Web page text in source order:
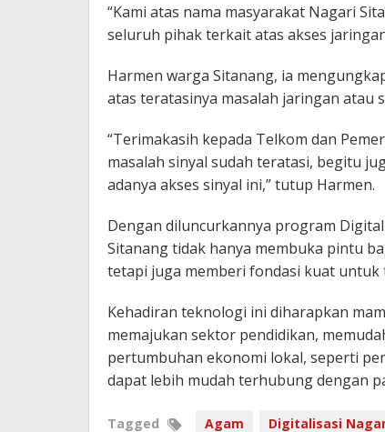
“Kami atas nama masyarakat Nagari
seluruh pihak terkait atas akses
Harmen warga Sitanang, ia
atas teratasinya masalah jaringan atau
“Terimakasih kepada Telkom dan
masalah sinyal sudah teratasi, begitu
adanya akses sinyal ini,” tutup Harmen.
Dengan diluncurkannya program
Sitanang tidak hanya membuka pintu
tetapi juga memberi fondasi kuat
Kehadiran teknologi ini diharapkan
memajukan sektor pendidikan,
pertumbuhan ekonomi lokal, seperti
dapat lebih mudah terhubung dengan
Tagged Agam Digitalisasi